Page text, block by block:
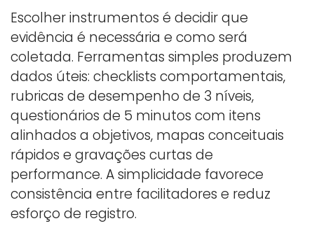
Escolher instrumentos é decidir que
evidência é necessária e como será
coletada. Ferramentas simples produzem
dados úteis: checklists comportamentais,
rubricas de desempenho de 3 níveis,
questionários de 5 minutos com itens
alinhados a objetivos, mapas conceituais
rápidos e gravações curtas de
performance. A simplicidade favorece
consistência entre facilitadores e reduz
esforço de registro.